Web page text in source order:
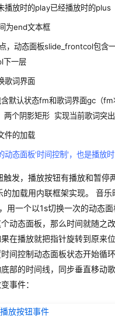
播放时的play已经播放时的plus
为end文本框
，动态面板slide_frontcol包
下一层
歌词界面
默认状态fm和歌词界面gc（
两个阴影矩形 实现当前歌词突
件的加载
动态面板'时间控制'，也是播放
发，播放按钮有播放和暂
的加载用内联框架实现。 音
一个以1s切换一次的动态
动态面板，那么时间就随之
在播放就把指针旋转到原来
间控制动态面板状态开始循
部的时间线，同步垂直移动
事件：